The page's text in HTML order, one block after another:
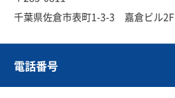
千葉県佐倉市表町1-3-3 嘉倉ビル2F
電話番号